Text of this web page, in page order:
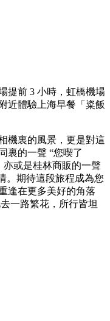
提前 3 小時，虹橋機場
近體驗上海早餐「粢飯
機裏的風景，更是對這
裏的一聲 “您喫了
亦或是桂林商販的一聲
。期待這段旅程成為您
逢在更多美好的角落
一路繁花，所行皆坦